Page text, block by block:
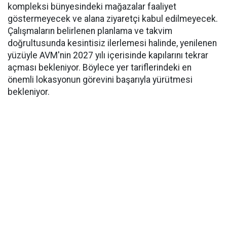
kompleksi bünyesindeki mağazalar faaliyet
göstermeyecek ve alana ziyaretçi kabul edilmeyecek.
Çalışmaların belirlenen planlama ve takvim
doğrultusunda kesintisiz ilerlemesi halinde, yenilenen
yüzüyle AVM'nin 2027 yılı içerisinde kapılarını tekrar
açması bekleniyor. Böylece yer tariflerindeki en
önemli lokasyonun görevini başarıyla yürütmesi
bekleniyor.